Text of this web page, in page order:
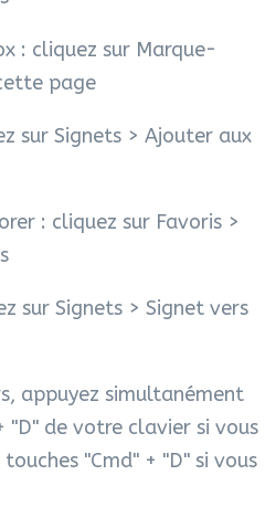
: cliquez sur Marque-
page
sur Signets > Ajouter aux
: cliquez sur Favoris >
sur Signets > Signet vers
appuyez simultanément
"D" de votre clavier si vous
"Cmd" + "D" si vous